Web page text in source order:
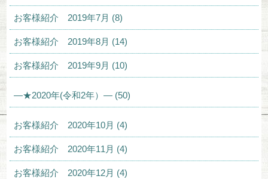
お客様紹介 2019年7月 (8)
お客様紹介 2019年8月 (14)
お客様紹介 2019年9月 (10)
—★2020年(令和2年）— (50)
お客様紹介 2020年10月 (4)
お客様紹介 2020年11月 (4)
お客様紹介 2020年12月 (4)